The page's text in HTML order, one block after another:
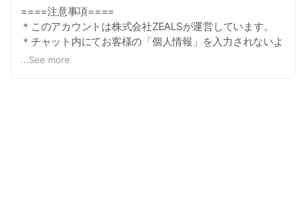
====注意事項====
＊このアカウントは株式会社ZEALSが運営しています。
＊チャット内にてお客様の「個人情報」を入力されないよ
うにお願いいたします。
...See more